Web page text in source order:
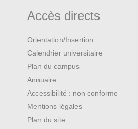
Accès directs
Orientation/Insertion
Calendrier universitaire
Plan du campus
Annuaire
Accessibilité : non conforme
Mentions légales
Plan du site